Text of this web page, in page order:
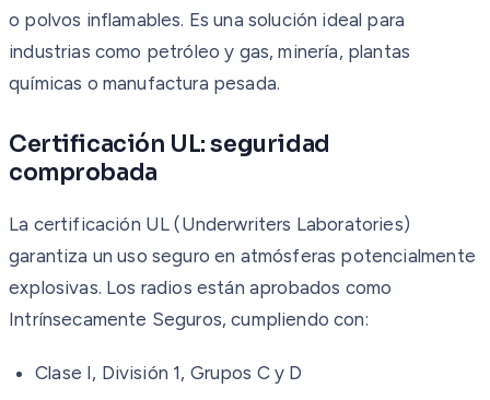
o polvos inflamables. Es una solución ideal para
industrias como petróleo y gas, minería, plantas
químicas o manufactura pesada.
Certificación UL: seguridad
comprobada
La certificación UL (Underwriters Laboratories)
garantiza un uso seguro en atmósferas potencialmente
explosivas. Los radios están aprobados como
Intrínsecamente Seguros, cumpliendo con:
Clase I, División 1, Grupos C y D